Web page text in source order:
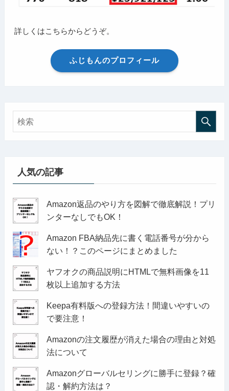
詳しくはこちらからどうぞ。
ふじもんのプロフィール
人気の記事
Amazon返品のやり方を図解で徹底解説！プリ
ンターなしでもOK！
Amazon FBA納品先に書く電話番号が分から
ない！？このページにまとめました
ヤフオクの商品説明にHTMLで無料画像を11
枚以上追加する方法
Keepa有料版への登録方法！間違いやすいの
で要注意！
Amazonの注文履歴が消えた場合の理由と対処
法について
Amazonグローバルセリングに勝手に登録？確
認・解約方法は？